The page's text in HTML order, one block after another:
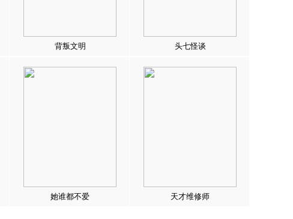
背叛文明 头七怪谈
她谁都不爱 天才维修师